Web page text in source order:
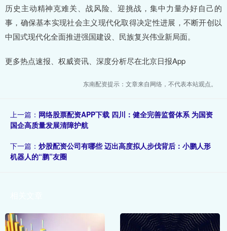
历史主动精神克难关、战风险、迎挑战，集中力量办好自己的
事，确保基本实现社会主义现代化取得决定性进展，不断开创以
中国式现代化全面推进强国建设、民族复兴伟业新局面。
更多热点速报、权威资讯、深度分析尽在北京日报App
东南配资提示：文章来自网络，不代表本站观点。
上一篇： 网络股票配资APP下载 四川：健全完善监督体系 为国资
国企高质量发展清障护航
下一篇： 炒股配资公司有哪些 迈出高度拟人步伐背后：小鹏人形
机器人的“鹏”友圈